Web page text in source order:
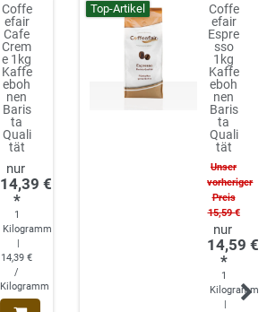
Coffe
efair
Cafe
Crem
e 1kg
Kaffe
eboh
nen
Baris
ta
Quali
tät
14,39 €
*
1
Kilogramm
14,39 €
/
Kilogramm
Top-Artikel
Coffe
efair
Espre
sso
1kg
Kaffe
eboh
nen
Baris
ta
Quali
tät
Unser
vorheriger
Preis
15,59 €
14,59 €
*
1
Kilogramm